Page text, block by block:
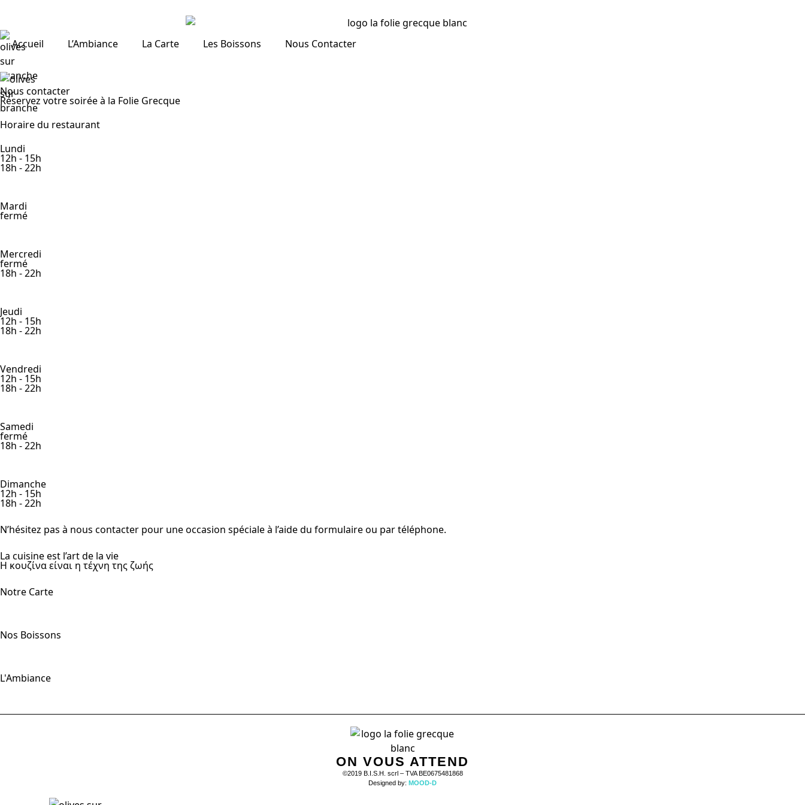
Accueil L’Ambiance La Carte Les Boissons Nous Contacter
Nous contacter
Réservez votre soirée à la Folie Grecque
Horaire du restaurant
Lundi
12h - 15h
18h - 22h
Mardi
fermé
Mercredi
fermé
18h - 22h
Jeudi
12h - 15h
18h - 22h
Vendredi
12h - 15h
18h - 22h
Samedi
fermé
18h - 22h
Dimanche
12h - 15h
18h - 22h
N’hésitez pas à nous contacter pour une occasion spéciale à l’aide du formulaire ou par téléphone.
La cuisine est l’art de la vie
Η κουζίνα είναι η τέχνη της ζωής
Notre Carte
Nos Boissons
L'Ambiance
ON VOUS ATTEND
©2019 B.I.S.H. scrl – TVA BE0675481868
Designed by: MOOD-D